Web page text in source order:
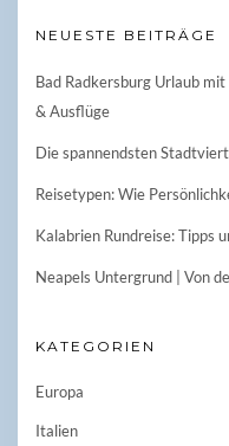
NEUESTE BEITRÄGE
Bad Radkersburg Urlaub
& Ausflüge
Die spannendsten
Reisetypen: Wie
Kalabrien Rundreise: Tipps
Neapels Untergrund | Von
KATEGORIEN
Europa
Italien